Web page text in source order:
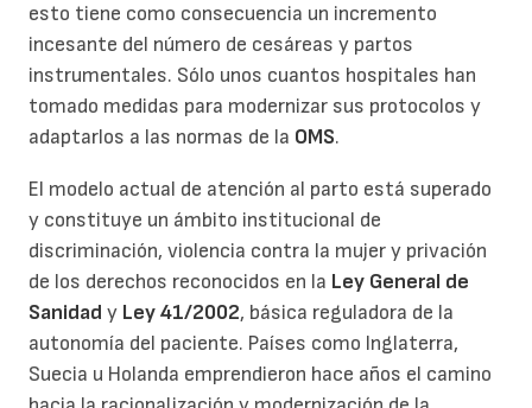
esto tiene como consecuencia un incremento
incesante del número de cesáreas y partos
instrumentales. Sólo unos cuantos hospitales han
tomado medidas para modernizar sus protocolos y
adaptarlos a las normas de la OMS.
El modelo actual de atención al parto está superado
y constituye un ámbito institucional de
discriminación, violencia contra la mujer y privación
de los derechos reconocidos en la Ley General de
Sanidad y Ley 41/2002, básica reguladora de la
autonomía del paciente. Países como Inglaterra,
Suecia u Holanda emprendieron hace años el camino